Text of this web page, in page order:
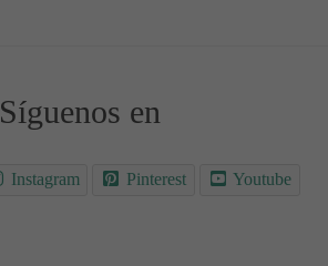
Síguenos en
Instagram Pinterest Youtube